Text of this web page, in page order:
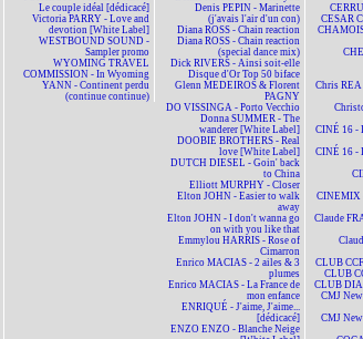
Le couple idéal [dédicacé]
Victoria PARRY - Love and
devotion [White Label]
WESTBOUND SOUND -
Sampler promo
WYOMING TRAVEL
COMMISSION - In Wyoming
YANN - Continent perdu
(continue continue)
Denis PEPIN - Marinette
(j'avais l'air d'un con)
Diana ROSS - Chain reaction
Diana ROSS - Chain reaction
(special dance mix)
Dick RIVERS - Ainsi soit-elle
Disque d'Or Top 50 biface
Glenn MEDEIROS & Florent
PAGNY
DO VISSINGA - Porto Vecchio
Donna SUMMER - The
wanderer [White Label]
DOOBIE BROTHERS - Real
love [White Label]
DUTCH DIESEL - Goin' back
to China
Elliott MURPHY - Closer
Elton JOHN - Easier to walk
away
Elton JOHN - I don't wanna go
on with you like that
Emmylou HARRIS - Rose of
Cimarron
Enrico MACIAS - 2 ailes & 3
plumes
Enrico MACIAS - La France de
mon enfance
ENRIQUÉ - J'aime, J'aime...
[dédicacé]
ENZO ENZO - Blanche Neige
CESAR
Chris REA
CINÉ 16 -
CINÉ 16 -
CINEMIX
Claude
CLUB
CLUB
CLUB
CMJ
CMJ